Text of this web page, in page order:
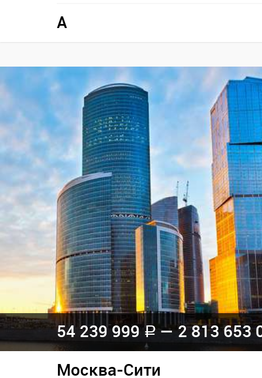
A
54 239 999a— 2 813 653
Москва-Сити